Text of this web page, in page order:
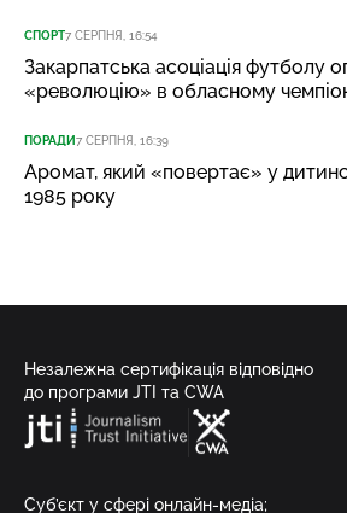
СПОРТ7 СЕРПНЯ, 16:54
Закарпатська асоціація футболу
«революцію» в обласному
ПОРАДИ7 СЕРПНЯ, 16:39
Аромат, який «повертає» у
1985 року
Незалежна сертифікація відповідно
до програми JTI та CWA
Суб’єкт у сфері онлайн-медіа;